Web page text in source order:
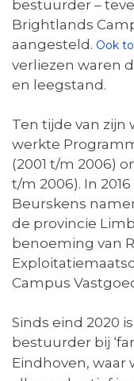
bestuurder –
Brightlands
aangesteld. Ook
verliezen waren
en leegstand.
Ten tijde van
werkte
(2001 t/m 2006)
t/m 2006). In
Beurskens
de provincie
benoeming van
Campus
Sinds eind 2020
bestuurder bij
Eindhoven, waar